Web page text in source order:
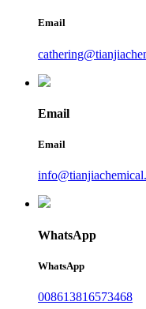
Email
Email
Email
WhatsApp
WhatsApp
008613816573468